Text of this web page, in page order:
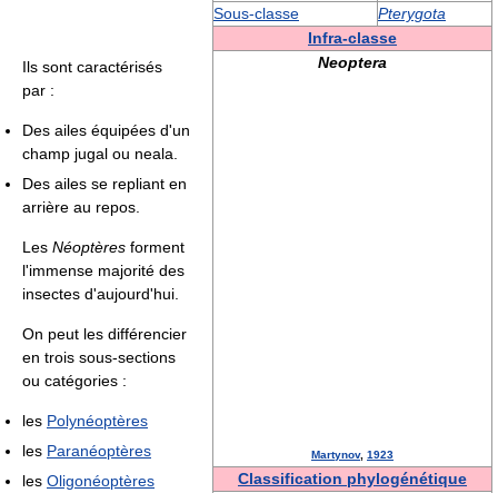
Sous-classe
Pterygota
Infra-classe
Neoptera
Martynov, 1923
Classification phylogénétique
Ils sont caractérisés
par :
Des ailes équipées d'un
champ jugal ou neala.
Des ailes se repliant en
arrière au repos.
Les Néoptères forment
l'immense majorité des
insectes d'aujourd'hui.
On peut les différencier
en trois sous-sections
ou catégories :
les Polynéoptères
les Paranéoptères
les Oligonéoptères